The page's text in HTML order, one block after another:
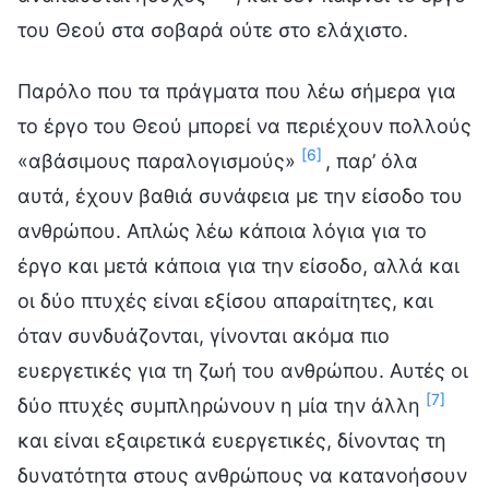
του Θεού στα σοβαρά ούτε στο ελάχιστο.
Παρόλο που τα πράγματα που λέω σήμερα για
το έργο του Θεού μπορεί να περιέχουν πολλούς
«αβάσιμους παραλογισμούς» [6] , παρ’ όλα
αυτά, έχουν βαθιά συνάφεια με την είσοδο του
ανθρώπου. Απλώς λέω κάποια λόγια για το
έργο και μετά κάποια για την είσοδο, αλλά και
οι δύο πτυχές είναι εξίσου απαραίτητες, και
όταν συνδυάζονται, γίνονται ακόμα πιο
ευεργετικές για τη ζωή του ανθρώπου. Αυτές οι
δύο πτυχές συμπληρώνουν η μία την άλλη [7]
και είναι εξαιρετικά ευεργετικές, δίνοντας τη
δυνατότητα στους ανθρώπους να κατανοήσουν